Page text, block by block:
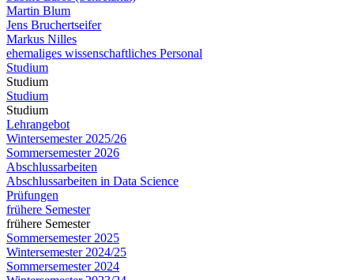
Martin Blum
Jens Bruchertseifer
Markus Nilles
ehemaliges wissenschaftliches Personal
Studium
Studium
Studium
Studium
Lehrangebot
Wintersemester 2025/26
Sommersemester 2026
Abschlussarbeiten
Abschlussarbeiten in Data Science
Prüfungen
frühere Semester
frühere Semester
Sommersemester 2025
Wintersemester 2024/25
Sommersemester 2024